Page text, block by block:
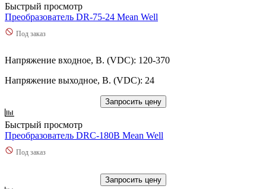
Быстрый просмотр
Преобразователь DR-75-24 Mean Well
Под заказ
Напряжение входное, В. (VDC): 120-370
Напряжение выходное, В. (VDC): 24
Запросить цену
Быстрый просмотр
Преобразователь DRC-180B Mean Well
Под заказ
Запросить цену